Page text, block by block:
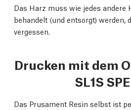
Das Harz muss wie jedes andere
behandelt (und entsorgt) werden,
vergessen.
Drucken mit dem
SL1S
Das Prusament Resin selbst ist